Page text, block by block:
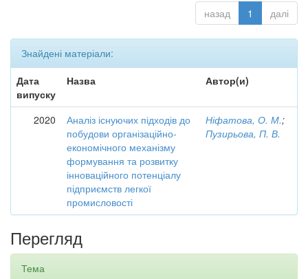
назад 1 далі
Знайдені матеріали:
Дата
випуску
Назва Автор(и)
2020
Аналіз існуючих підходів до
побудови організаційно-
економічного механізму
формування та розвитку
інноваційного потенціалу
підприємств легкої
промисловості
Ніфатова, О. М.;
Пузирьова, П. В.
Перегляд
Тема